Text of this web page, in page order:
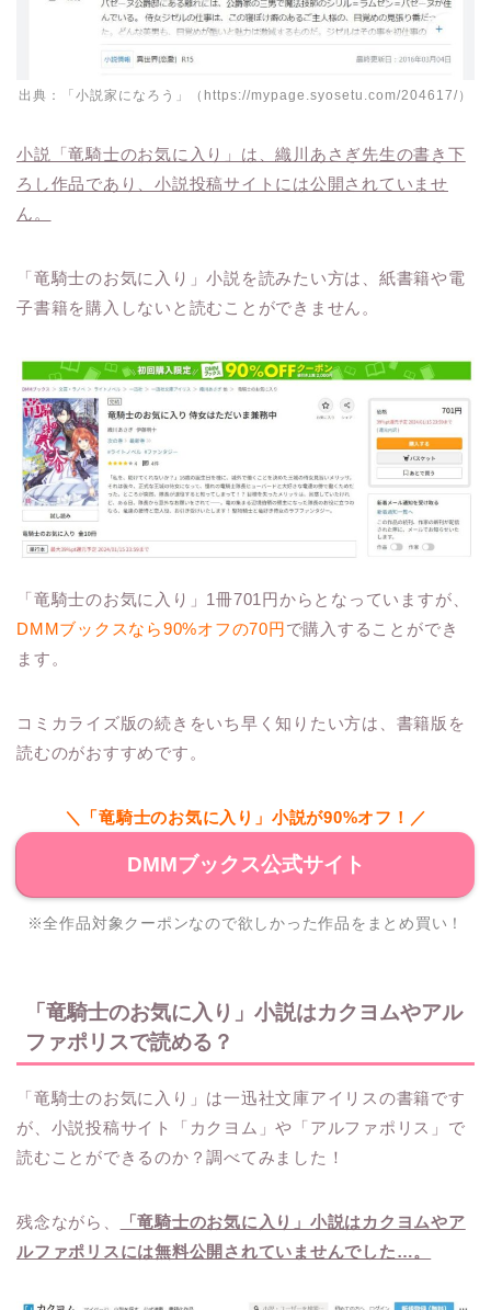
出典：「小説家になろう」（https://mypage.syosetu.com/204617/）
小説「竜騎士のお気に入り」は、織川あさぎ先生の書き下
ろし作品であり、小説投稿サイトには公開されていませ
ん。
「竜騎士のお気に入り」小説を読みたい方は、紙書籍や電
子書籍を購入しないと読むことができません。
「竜騎士のお気に入り」1冊701円からとなっていますが、
DMMブックスなら90%オフの70円で購入することができ
ます。
コミカライズ版の続きをいち早く知りたい方は、書籍版を
読むのがおすすめです。
＼「竜騎士のお気に入り」小説が90%オフ！／
DMMブックス公式サイト
※全作品対象クーポンなので欲しかった作品をまとめ買い！
「竜騎士のお気に入り」小説はカクヨムやアル
ファポリスで読める？
「竜騎士のお気に入り」は一迅社文庫アイリスの書籍です
が、小説投稿サイト「カクヨム」や「アルファポリス」で
読むことができるのか？調べてみました！
残念ながら、
「竜騎士のお気に入り」小説はカクヨムやア
ルファポリスには無料公開されていませんでした…。